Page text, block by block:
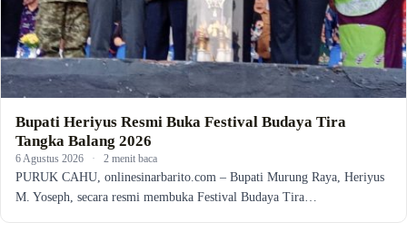
Bupati Heriyus Resmi Buka Festival Budaya Tira
Tangka Balang 2026
6 Agustus 2026 · 2 menit baca
PURUK CAHU, onlinesinarbarito.com – Bupati Murung Raya, Heriyus
M. Yoseph, secara resmi membuka Festival Budaya Tira…